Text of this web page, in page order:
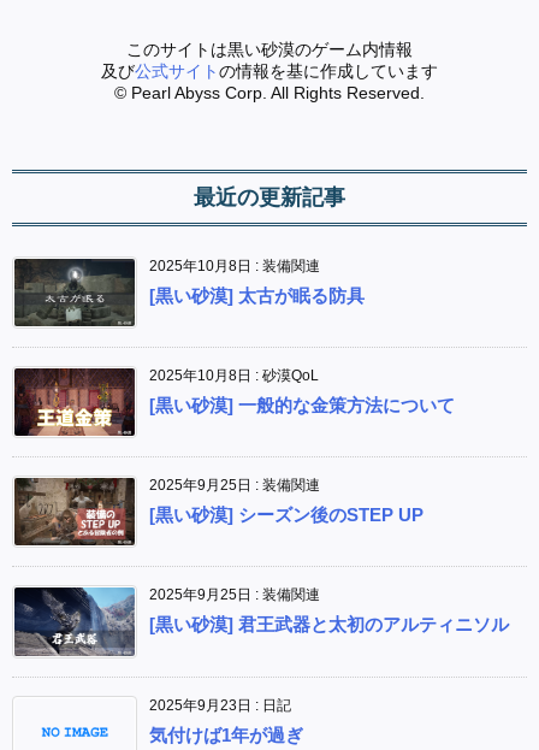
このサイトは黒い砂漠のゲーム内情報
及び公式サイトの情報を基に作成しています
© Pearl Abyss Corp. All Rights Reserved.
最近の更新記事
2025年10月8日 : 装備関連
[黒い砂漠] 太古が眠る防具
2025年10月8日 : 砂漠QoL
[黒い砂漠] 一般的な金策方法について
2025年9月25日 : 装備関連
[黒い砂漠] シーズン後のSTEP UP
2025年9月25日 : 装備関連
[黒い砂漠] 君王武器と太初のアルティニソル
2025年9月23日 : 日記
気付けば1年が過ぎ